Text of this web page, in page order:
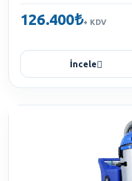
126.400₺+ KDV
İncele